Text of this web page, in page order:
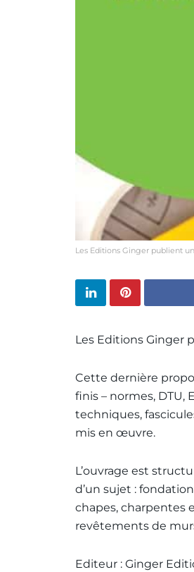
Les Editions Ginger publient
Les Editions Ginger
Cette dernière
finis – normes, DTU,
techniques,
mis en œuvre.
L’ouvrage est
d’un sujet :
chapes, charpentes
revêtements de
Editeur : Ginger